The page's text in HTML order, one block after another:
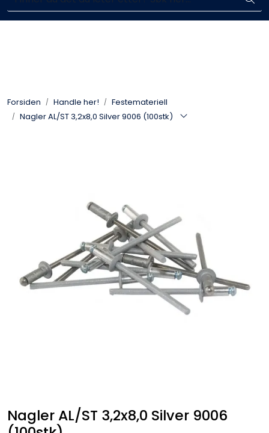
Skip to main contentEnkelt kjøp, hentes i butikk (Sandefjord)
Forsiden Handle her!
Festemateriell
Nagler AL/ST 3,2x8,0 Silver 9006 (100stk)
Nagler AL/ST 3,2x8,0 Silver 9006
Taktekking
Våre leverandører
Handle her!